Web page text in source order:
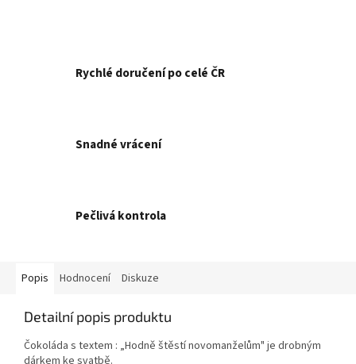
Rychlé doručení po celé ČR
Snadné vrácení
Pečlivá kontrola
Popis Hodnocení Diskuze
Detailní popis produktu
Čokoláda s textem : „Hodně štěstí novomanželům" je drobným